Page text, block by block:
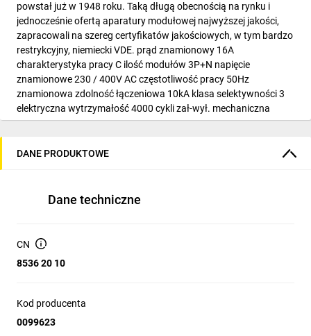
powstał już w 1948 roku. Taką długą obecnością na rynku i
jednocześnie ofertą aparatury modułowej najwyższej jakości,
zapracowali na szereg certyfikatów jakościowych, w tym bardzo
restrykcyjny, niemiecki VDE. prąd znamionowy 16A
charakterystyka pracy C ilość modułów 3P+N napięcie
znamionowe 230 / 400V AC częstotliwość pracy 50Hz
znamionowa zdolność łączeniowa 10kA klasa selektywności 3
elektryczna wytrzymałość 4000 cykli zał-wył. mechaniczna
wytrzymałość 100000 cykli zał-wył. przekroje przyłączanych
ochrony IP 20 IP40 od strony panelu czołowego temperatura
CE, VDE, ESS, ESČ normy STN EN 60 898-1 STN EN 60 947-2
wymiary (mm) [C13A 1P 10kA Wyłącznik nadprądowy bez]
oznaczenie producenta PR63N C16 EAN 8585032658860
DANE PRODUKTOWE
Dane techniczne
CN
8536 20 10
Kod producenta
0099623